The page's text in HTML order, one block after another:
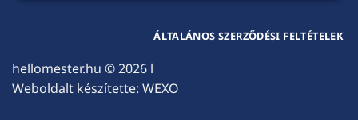
hellomester.hu © 2026 l
Weboldalt készítette: WEXO
ÁLTALÁNOS SZERZŐDÉSI FELTÉTELEK